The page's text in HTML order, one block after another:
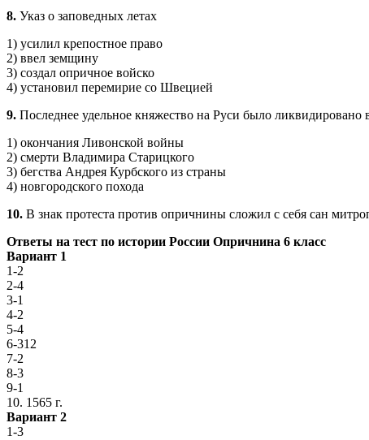
8. Указ о заповедных летах
1) усилил крепостное право
2) ввел земщину
3) создал опричное войско
4) установил перемирие со Швецией
9. Последнее удельное княжество на Руси было ликвидировано в
1) окончания Ливонской войны
2) смерти Владимира Старицкого
3) бегства Андрея Курбского из страны
4) новгородского похода
10. В знак протеста против опричнины сложил с себя сан
Ответы на тест по истории России Опричнина 6 класс
Вариант 1
1-2
2-4
3-1
4-2
5-4
6-312
7-2
8-3
9-1
10. 1565 г.
Вариант 2
1-3